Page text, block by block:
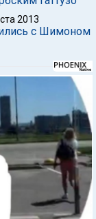
2013
с Шимоном